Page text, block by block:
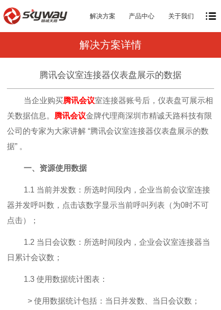
解决方案 产品中心 关于我们
解决方案详情
腾讯会议室连接器仪表盘展示的数据
当企业购买腾讯会议室连接器账号后，仪表盘可展示相
关数据信息。 腾讯会议金牌代理商深圳市精诚天路科技有限
公司的专家为大家讲解 “腾讯会议室连接器仪表盘展示的数
据” 。
一、资源使用数据
1.1 当前并发数：所选时间段内，企业当前会议室连接
器并发呼叫数，点击该数字显示当前呼叫列表（为0时不可
点击）；
1.2 当日会议数：所选时间段内，企业会议室连接器当
日累计会议数；
1.3 使用数据统计图表：
> 使用数据统计包括：当日并发数、当日会议数；